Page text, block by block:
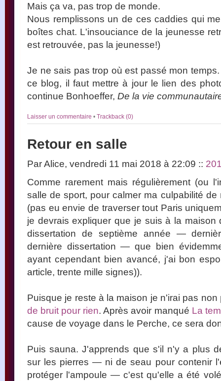
Mais ça va, pas trop de monde.
Nous remplissons un de ces caddies qui
boîtes chat. L'insouciance de la jeunesse
est retrouvée, pas la jeunesse!)
Je ne sais pas trop où est passé mon
ce blog, il faut mettre à jour le lien des
continue Bonhoeffer, De la vie
Laisser un commentaire • Trackback (0)
Retour en salle
Par Alice, vendredi 11 mai 2018 à 22:09 ::
Comme rarement mais régulièrement (ou
salle de sport, pour calmer ma culpabilité
(pas eu envie de traverser tout Paris
je devrais expliquer que je suis à la maison
dissertation de septième année —
dernière dissertation — que bien
ayant cependant bien avancé, j'ai bon
article, trente mille signes)).
Puisque je reste à la maison je n'irai pas
de bruit pour rien. Après avoir manqué La
cause de voyage dans le Perche, ce sera
Puis sauna. J'apprends que s'il n'y a plus
sur les pierres — ni de seau pour contenir
protéger l'ampoule — c'est qu'elle a été